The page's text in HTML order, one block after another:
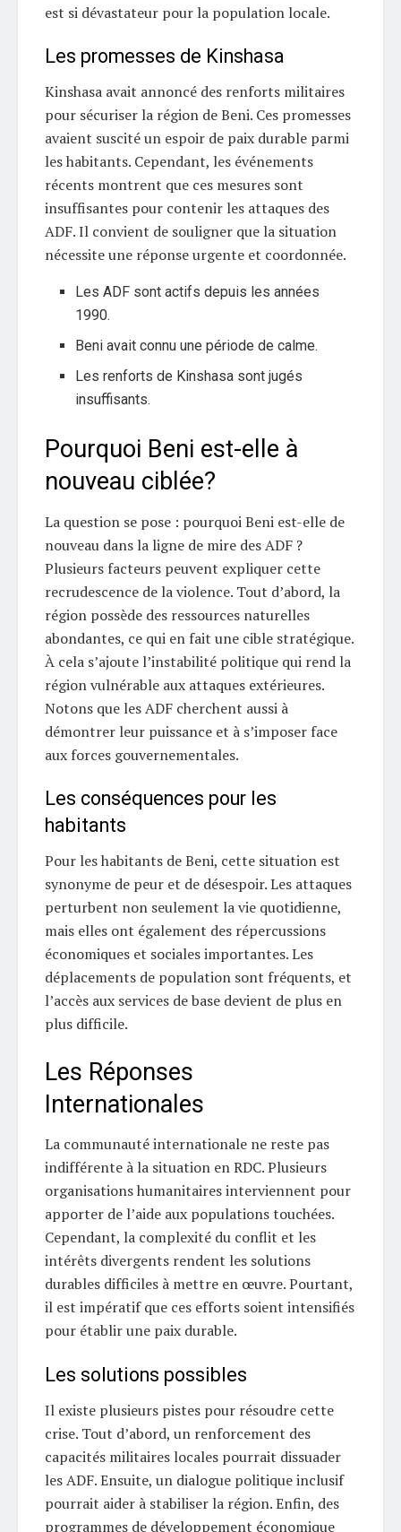
est si dévastateur pour la population locale.
Les promesses de Kinshasa
Kinshasa avait annoncé des renforts militaires
pour sécuriser la région de Beni. Ces promesses
avaient suscité un espoir de paix durable parmi
les habitants. Cependant, les événements
récents montrent que ces mesures sont
insuffisantes pour contenir les attaques des
ADF. Il convient de souligner que la situation
nécessite une réponse urgente et coordonnée.
Les ADF sont actifs depuis les années
1990.
Beni avait connu une période de calme.
Les renforts de Kinshasa sont jugés
insuffisants.
Pourquoi Beni est-elle à
nouveau ciblée?
La question se pose : pourquoi Beni est-elle de
nouveau dans la ligne de mire des ADF ?
Plusieurs facteurs peuvent expliquer cette
recrudescence de la violence. Tout d’abord, la
région possède des ressources naturelles
abondantes, ce qui en fait une cible stratégique.
À cela s’ajoute l’instabilité politique qui rend la
région vulnérable aux attaques extérieures.
Notons que les ADF cherchent aussi à
démontrer leur puissance et à s’imposer face
aux forces gouvernementales.
Les conséquences pour les
habitants
Pour les habitants de Beni, cette situation est
synonyme de peur et de désespoir. Les attaques
perturbent non seulement la vie quotidienne,
mais elles ont également des répercussions
économiques et sociales importantes. Les
déplacements de population sont fréquents, et
l’accès aux services de base devient de plus en
plus difficile.
Les Réponses
Internationales
La communauté internationale ne reste pas
indifférente à la situation en RDC. Plusieurs
organisations humanitaires interviennent pour
apporter de l’aide aux populations touchées.
Cependant, la complexité du conflit et les
intérêts divergents rendent les solutions
durables difficiles à mettre en œuvre. Pourtant,
il est impératif que ces efforts soient intensifiés
pour établir une paix durable.
Les solutions possibles
Il existe plusieurs pistes pour résoudre cette
crise. Tout d’abord, un renforcement des
capacités militaires locales pourrait dissuader
les ADF. Ensuite, un dialogue politique inclusif
pourrait aider à stabiliser la région. Enfin, des
programmes de développement économique